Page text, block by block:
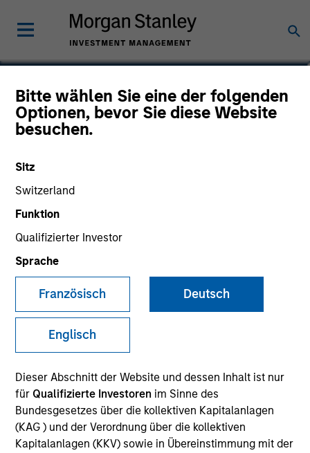
Bitte wählen Sie eine der folgenden
Optionen, bevor Sie diese Website
besuchen.
Sitz
Switzerland
Funktion
Qualifizierter Investor
Sprache
Französisch Deutsch
Englisch
Dieser Abschnitt der Website und dessen Inhalt ist nur
für Qualifizierte Investoren im Sinne des
Bundesgesetzes über die kollektiven Kapitalanlagen
(KAG ) und der Verordnung über die kollektiven
Kapitalanlagen (KKV) sowie in Übereinstimmung mit der
Alicia M. Keenan
Chief Operating Officer of Fixed
Income